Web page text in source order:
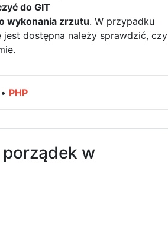
do GIT
wykonania zrzutu. W przypadku
jest dostępna należy sprawdzić, czy
• PHP
w